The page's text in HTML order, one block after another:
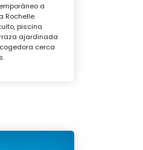
a
Rochelle.
piscina
ajardinada
cerca